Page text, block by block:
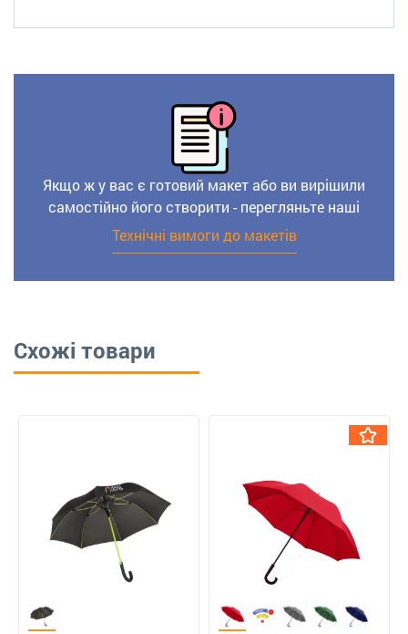
Якщо ж у вас є готовий макет або ви вирішили
самостійно його створити - перегляньте наші
Технічні вимоги до макетів
Схожі товари